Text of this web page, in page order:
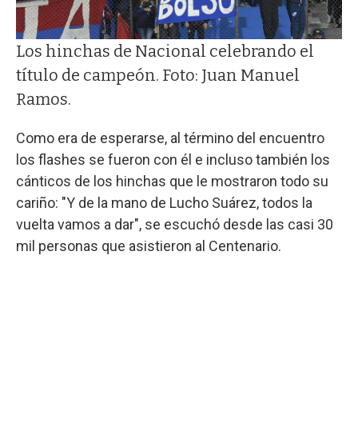
Los hinchas de Nacional celebrando el
título de campeón. Foto: Juan Manuel
Ramos.
Como era de esperarse, al término del encuentro
los flashes se fueron con él e incluso también los
cánticos de los hinchas que le mostraron todo su
cariño: "Y de la mano de Lucho Suárez, todos la
vuelta vamos a dar", se escuchó desde las casi 30
mil personas que asistieron al Centenario.